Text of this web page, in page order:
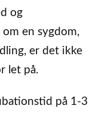
og
en sygdom,
er det ikke
let på.
på 1-3